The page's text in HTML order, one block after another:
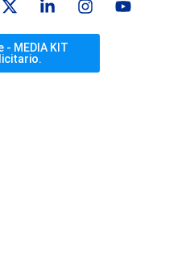
- MEDIA KIT